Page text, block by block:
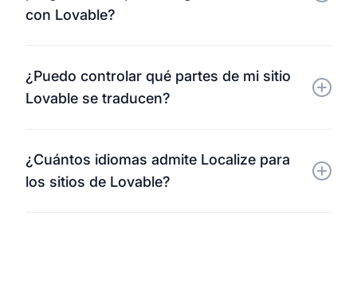
con Lovable?
rápida, sencilla y no requiere conocimientos
técnicos.
¿Puedo controlar qué partes de mi sitio
Lovable se traducen?
componentes se localizan, lo que te da control total
sobre tu estrategia de contenido global.
¿Cuántos idiomas admite Localize para
los sitios de Lovable?